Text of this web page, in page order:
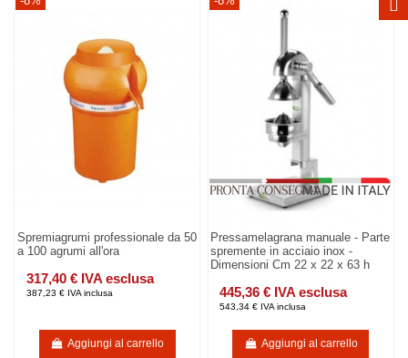
Spremiagrumi professionale da 50
a 100 agrumi all'ora
317,40 € IVA esclusa
387,23 € IVA inclusa
Aggiungi al carrello
Pressamelagrana manuale - Parte
spremente in acciaio inox -
Dimensioni Cm 22 x 22 x 63 h
445,36 € IVA esclusa
543,34 € IVA inclusa
Aggiungi al carrello